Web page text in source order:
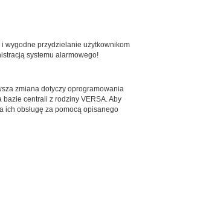
i wygodne przydzielanie użytkownikom
systemu alarmowego!
zmiana dotyczy oprogramowania
bazie centrali z rodziny VERSA. Aby
ich obsługę za pomocą opisanego